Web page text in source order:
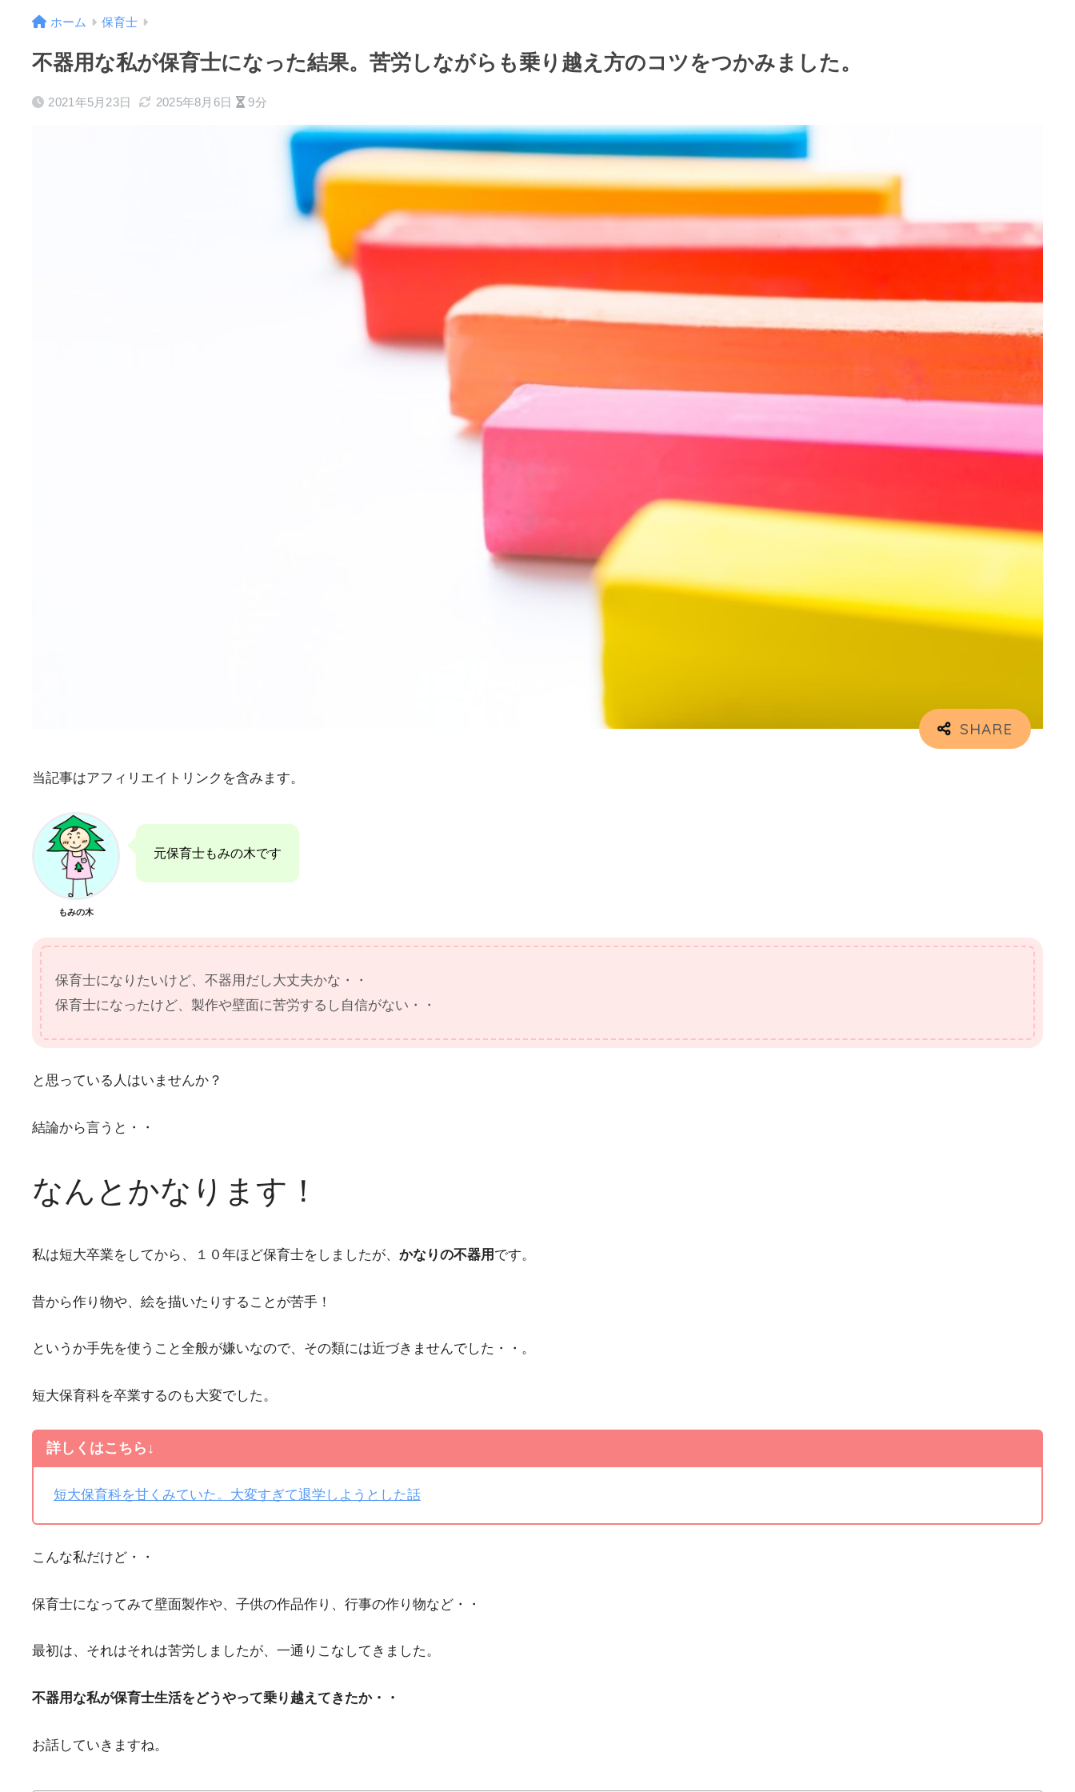
ホーム 保育士
不器用な私が保育士になった結果。苦労しながらも乗り越え方のコツをつかみました。
2021年5月23日 2025年8月6日 9分
当記事はアフィリエイトリンクを含みます。
もみの木
元保育士もみの木です
保育士になりたいけど、不器用だし大丈夫かな・・
保育士になったけど、製作や壁面に苦労するし自信がない・・
と思っている人はいませんか？
結論から言うと・・
なんとかなります！
私は短大卒業をしてから、１０年ほど保育士をしましたが、 かなりの不器用 です。
昔から作り物や、絵を描いたりすることが苦手！
というか手先を使うこと全般が嫌いなので、その類には近づきませんでした・・。
短大保育科を卒業するのも大変でした。
詳しくはこちら↓
短大保育科を甘くみていた。大変すぎて退学しようとした話
こんな私だけど・・
保育士になってみて壁面製作や、子供の作品作り、行事の作り物など・・
最初は、それはそれは苦労しましたが、一通りこなしてきました。
不器用な私が保育士生活をどうやって乗り越えてきたか・・
お話していきますね。